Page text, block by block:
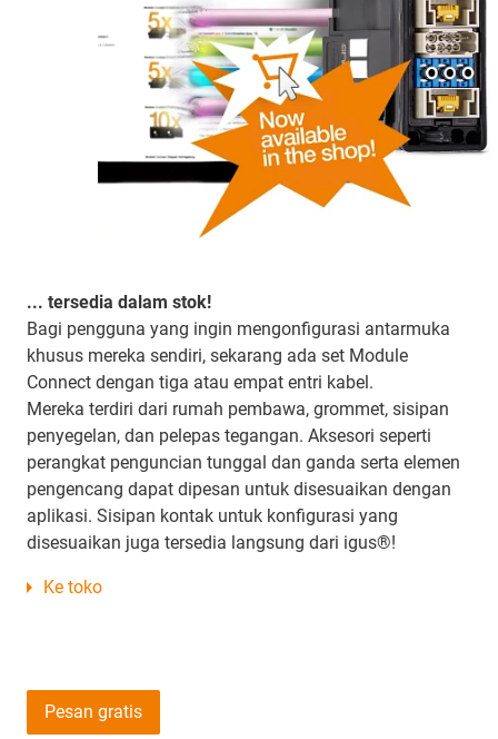
... tersedia dalam stok!
Bagi pengguna yang ingin mengonfigurasi antarmuka
khusus mereka sendiri, sekarang ada set Module
Connect dengan tiga atau empat entri kabel.
Mereka terdiri dari rumah pembawa, grommet, sisipan
penyegelan, dan pelepas tegangan. Aksesori seperti
perangkat penguncian tunggal dan ganda serta elemen
pengencang dapat dipesan untuk disesuaikan dengan
aplikasi. Sisipan kontak untuk konfigurasi yang
disesuaikan juga tersedia langsung dari igus®!
Ke toko
Pesan gratis